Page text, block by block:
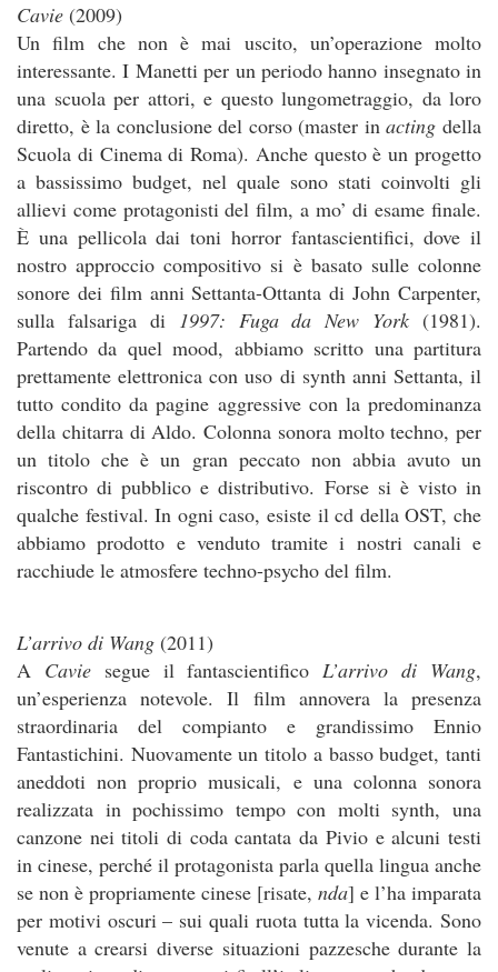
Cavie (2009)
Un film che non è mai uscito, un’operazione molto
interessante. I Manetti per un periodo hanno insegnato in
una scuola per attori, e questo lungometraggio, da loro
diretto, è la conclusione del corso (master inacting della
Scuola di Cinema di Roma). Anche questo è un progetto
a bassissimo budget, nel quale sono stati coinvolti gli
allievi come protagonisti del film, a mo’ di esame finale.
È una pellicola dai toni horror fantascientifici, dove il
nostro approccio compositivo si è basato sulle colonne
sonore dei film anni Settanta-Ottanta di John Carpenter,
sulla falsariga di 1997: Fuga da New York (1981).
Partendo da quel mood, abbiamo scritto una partitura
prettamente elettronica con uso di synth anni Settanta, il
tutto condito da pagine aggressive con la predominanza
della chitarra di Aldo. Colonna sonora molto techno, per
un titolo che è un gran peccato non abbia avuto un
riscontro di pubblico e distributivo. Forse si è visto in
qualche festival. In ogni caso, esiste il cd della OST, che
abbiamo prodotto e venduto tramite i nostri canali e
racchiude le atmosfere techno-psycho del film.
L’arrivo di Wang (2011)
A Caviesegue il fantascientificoL’arrivo di Wang,
un’esperienza notevole. Il film annovera la presenza
straordinaria del compianto e grandissimo Ennio
Fantastichini. Nuovamente un titolo a basso budget, tanti
aneddoti non proprio musicali, e una colonna sonora
realizzata in pochissimo tempo con molti synth, una
canzone nei titoli di coda cantata da Pivio e alcuni testi
in cinese, perché il protagonista parla quella lingua anche
se non è propriamente cinese [risate, nda] e l’ha imparata
per motivi oscuri – sui quali ruota tutta la vicenda. Sono
venute a crearsi diverse situazioni pazzesche durante la